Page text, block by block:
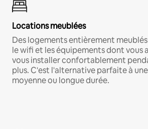
Locations meublées
Des logements entièrement
le wifi et les équipements dont vous
vous installer confortablement
plus. C'est l'alternative parfaite à
moyenne ou longue durée.